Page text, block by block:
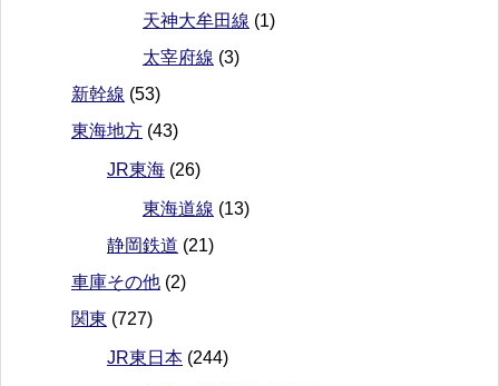
天神大牟田線 (1)
太宰府線 (3)
新幹線 (53)
東海地方 (43)
JR東海 (26)
東海道線 (13)
静岡鉄道 (21)
車庫その他 (2)
関東 (727)
JR東日本 (244)